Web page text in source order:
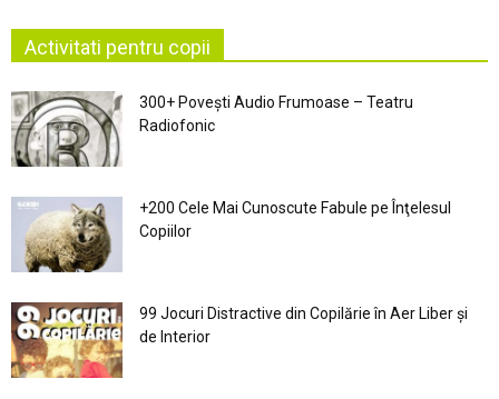
Activitati pentru copii
300+ Povești Audio Frumoase – Teatru
Radiofonic
+200 Cele Mai Cunoscute Fabule pe Înţelesul
Copiilor
99 Jocuri Distractive din Copilărie în Aer Liber şi
de Interior